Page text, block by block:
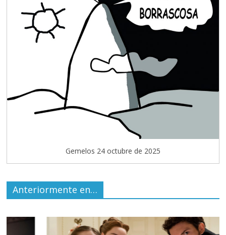
Gemelos 24 octubre de 2025
Anteriormente en…